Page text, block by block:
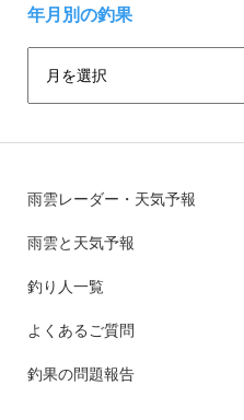
年月別の釣果
雨雲レーダー・天気予報
雨雲と天気予報
釣り人一覧
よくあるご質問
釣果の問題報告